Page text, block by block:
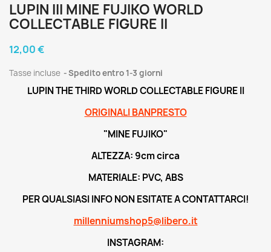
LUPIN III MINE FUJIKO WORLD
COLLECTABLE FIGURE II
12,00 €
Tasse incluse Spedito entro 1-3 giorni
LUPIN THE THIRD WORLD COLLECTABLE FIGURE II
ORIGINALI BANPRESTO
"MINE FUJIKO"
ALTEZZA: 9cm circa
MATERIALE: PVC, ABS
PER QUALSIASI INFO NON ESITATE A CONTATTARCI!
millenniumshop5@libero.it
INSTAGRAM: